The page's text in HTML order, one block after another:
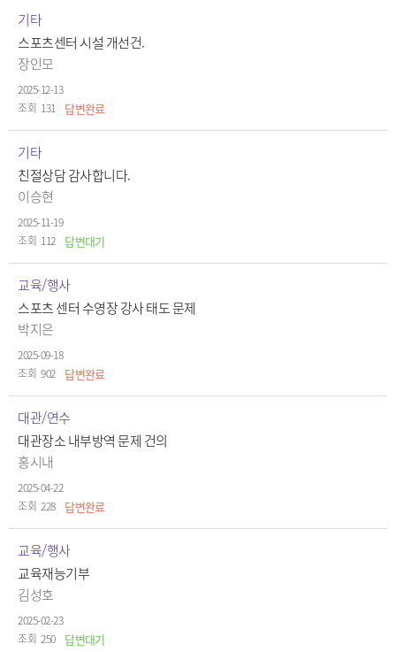
기타
스포츠센터 시설 개선건.
장인모
2025-12-13
131
답변완료
기타
친절상담 감사합니다.
이승현
2025-11-19
112
답변대기
교육/행사
스포츠 센터 수영장 강사 태도 문제
박지은
2025-09-18
902
답변완료
대관/연수
대관장소 내부방역 문제 건의
홍시내
2025-04-22
228
답변완료
교육/행사
교육재능기부
김성호
2025-02-23
250
답변대기